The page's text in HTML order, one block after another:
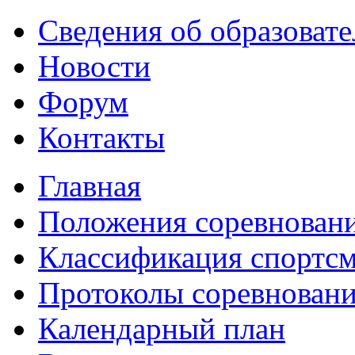
Сведения об
Новости
Форум
Контакты
Главная
Положения
Классификация
Протоколы
Календарный план